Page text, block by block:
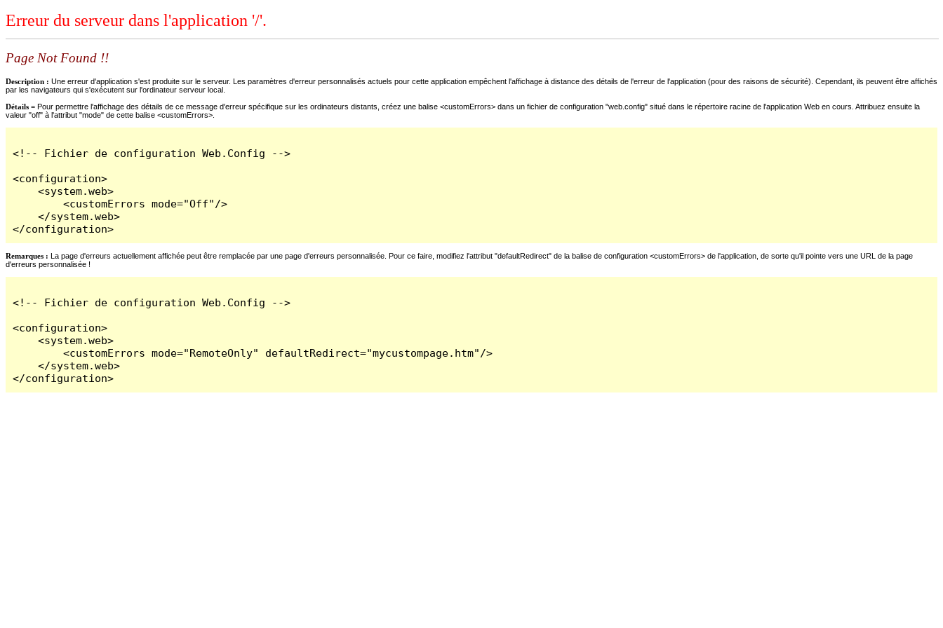
Erreur du serveur dans l'application '/'.
Page Not Found !!
Description : Une erreur d'application s'est produite sur le serveur. Les paramètres d'erreur personnalisés actuels pour cette application empêchent l'affichage à distance des détails de l'erreur de l'application (pour des raisons de sécurité). Cependant, ils peuvent être affichés
par les navigateurs qui s'exécutent sur l'ordinateur serveur local.
Détails = Pour permettre l'affichage des détails de ce message d'erreur spécifique sur les ordinateurs distants, créez une balise <customErrors> dans un fichier de configuration "web.config" situé dans le répertoire racine de l'application Web en cours. Attribuez ensuite la
valeur "off" à l'attribut "mode" de cette balise <customErrors>.
<!-- Fichier de configuration Web.Config -->
<configuration>
    <system.web>
        <customErrors mode="Off"/>
    </system.web>
</configuration>
Remarques : La page d'erreurs actuellement affichée peut être remplacée par une page d'erreurs personnalisée. Pour ce faire, modifiez l'attribut "defaultRedirect" de la balise de configuration <customErrors> de l'application, de sorte qu'il pointe vers une URL de la page
d'erreurs personnalisée !
<!-- Fichier de configuration Web.Config -->
<configuration>
    <system.web>
        <customErrors mode="RemoteOnly" defaultRedirect="mycustompage.htm"/>
    </system.web>
</configuration>